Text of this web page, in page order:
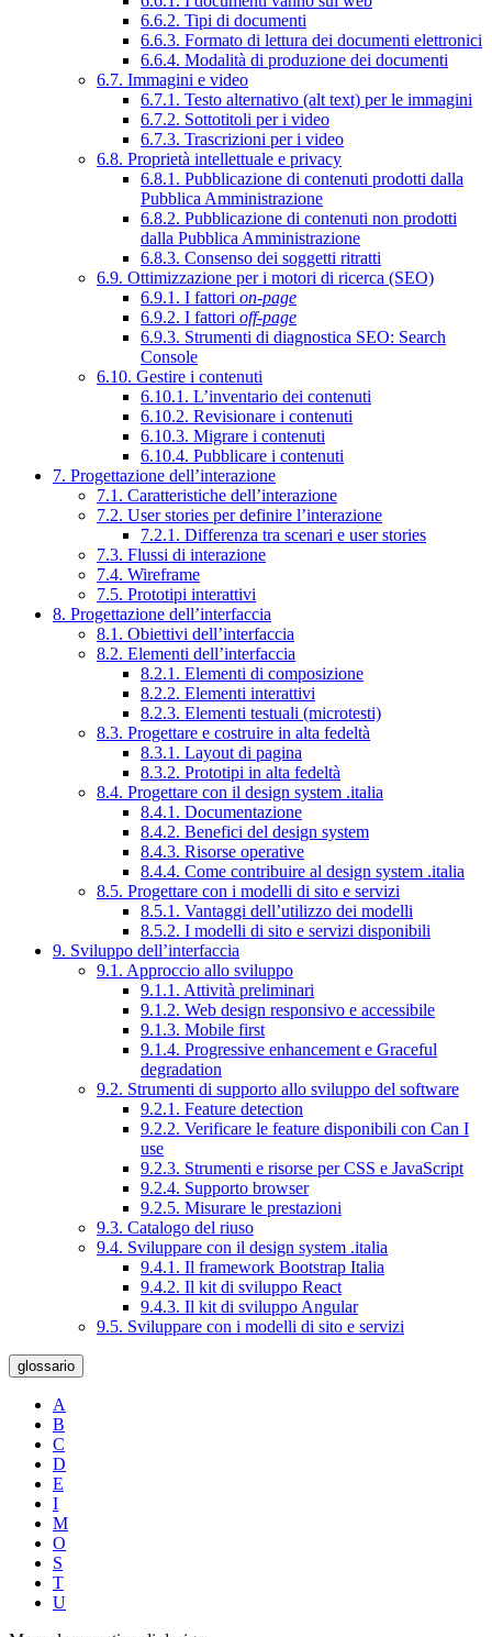
6.6.2. Tipi di documenti
6.6.3. Formato di lettura dei documenti elettronici
6.6.4. Modalità di produzione dei documenti
6.7. Immagini e video
6.7.1. Testo alternativo (alt text) per le immagini
6.7.2. Sottotitoli per i video
6.7.3. Trascrizioni per i video
6.8. Proprietà intellettuale e privacy
6.8.1. Pubblicazione di contenuti prodotti dalla
Pubblica Amministrazione
6.8.2. Pubblicazione di contenuti non prodotti
dalla Pubblica Amministrazione
6.8.3. Consenso dei soggetti ritratti
6.9. Ottimizzazione per i motori di ricerca (SEO)
6.9.1. I fattori on-page
6.9.2. I fattori off-page
6.9.3. Strumenti di diagnostica SEO: Search
Console
6.10. Gestire i contenuti
6.10.1. L’inventario dei contenuti
6.10.2. Revisionare i contenuti
6.10.3. Migrare i contenuti
6.10.4. Pubblicare i contenuti
7. Progettazione dell’interazione
7.1. Caratteristiche dell’interazione
7.2. User stories per definire l’interazione
7.2.1. Differenza tra scenari e user stories
7.3. Flussi di interazione
7.4. Wireframe
7.5. Prototipi interattivi
8. Progettazione dell’interfaccia
8.1. Obiettivi dell’interfaccia
8.2. Elementi dell’interfaccia
8.2.1. Elementi di composizione
8.2.2. Elementi interattivi
8.2.3. Elementi testuali (microtesti)
8.3. Progettare e costruire in alta fedeltà
8.3.1. Layout di pagina
8.3.2. Prototipi in alta fedeltà
8.4. Progettare con il design system .italia
8.4.1. Documentazione
8.4.2. Benefici del design system
8.4.3. Risorse operative
8.4.4. Come contribuire al design system .italia
8.5. Progettare con i modelli di sito e servizi
8.5.1. Vantaggi dell’utilizzo dei modelli
8.5.2. I modelli di sito e servizi disponibili
9. Sviluppo dell’interfaccia
9.1. Approccio allo sviluppo
9.1.1. Attività preliminari
9.1.2. Web design responsivo e accessibile
9.1.3. Mobile first
9.1.4. Progressive enhancement e Graceful
degradation
9.2. Strumenti di supporto allo sviluppo del software
9.2.1. Feature detection
9.2.2. Verificare le feature disponibili con Can I
use
9.2.3. Strumenti e risorse per CSS e JavaScript
9.2.4. Supporto browser
9.2.5. Misurare le prestazioni
9.3. Catalogo del riuso
9.4. Sviluppare con il design system .italia
9.4.1. Il framework Bootstrap Italia
9.4.2. Il kit di sviluppo React
9.4.3. Il kit di sviluppo Angular
9.5. Sviluppare con i modelli di sito e servizi
glossario
A
B
C
D
E
I
M
O
S
T
U